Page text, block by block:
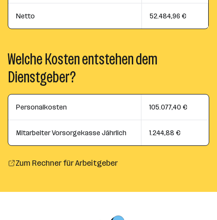
Netto 52.484,96 €
Welche Kosten entstehen dem
Dienstgeber?
Personalkosten 105.077,40 €
Mitarbeiter Vorsorgekasse Jährlich 1.244,88 €
Zum Rechner für Arbeitgeber